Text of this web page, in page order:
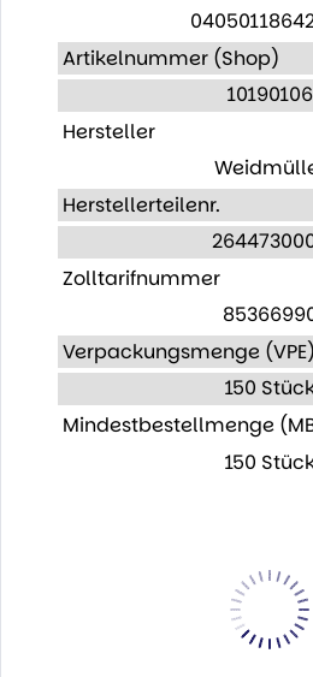
Artikelnummer (Shop)
10190106
Hersteller
Herstellerteilenr.
Zolltarifnummer
Verpackungsmenge (VPE)
150
Mindestbestellmenge
150